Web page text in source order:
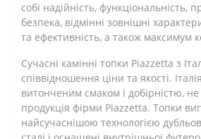
собі надійність, функціональність,
безпека, відмінні зовнішні
та ефективність, а також максимум
Сучасні камінні топки Piazzetta з
співвідношення ціни та якості.
витонченим смаком і добірністю, не
продукція фірми Piazzetta. Топки
найсучаснішою технологією